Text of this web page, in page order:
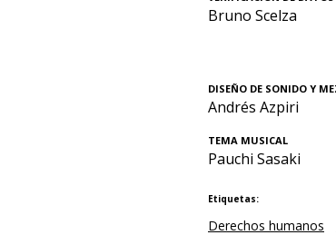
Bruno Scelza
DISEÑO DE SONIDO Y
Andrés Azpiri
TEMA MUSICAL
Pauchi Sasaki
Etiquetas:
Derechos humanos